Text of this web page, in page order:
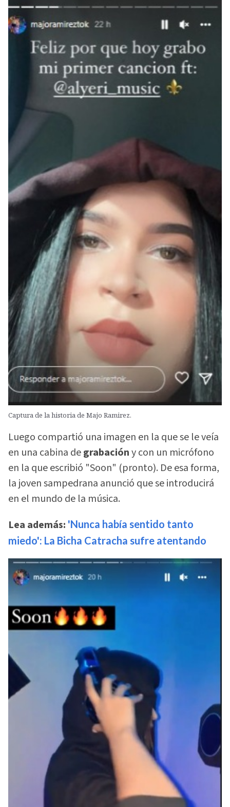
Captura de la historia de Majo Ramirez.
Luego compartió una imagen en la que se le veía
en una cabina degrabacióny con un micrófono
en la que escribió "Soon" (pronto). De esa forma,
la joven sampedrana anunció que se introducirá
en el mundo de la música.
Lea además: 'Nunca había sentido tanto
miedo': La Bicha Catracha sufre atentando